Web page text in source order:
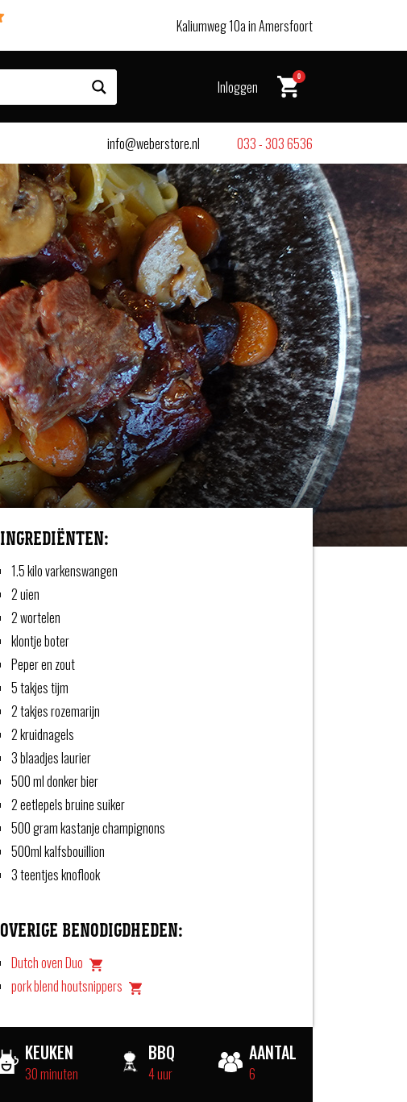
Kaliumweg 10a in Amersfoort
Inloggen
0
info@weberstore.nl 033 - 303 6536
INGREDIËNTEN:
1.5 kilo varkenswangen
2 uien
2 wortelen
klontje boter
Peper en zout
5 takjes tijm
2 takjes rozemarijn
2 kruidnagels
3 blaadjes laurier
500 ml donker bier
2 eetlepels bruine suiker
500 gram kastanje champignons
500ml kalfsbouillion
3 teentjes knoflook
OVERIGE BENODIGDHEDEN:
Dutch oven Duo
pork blend houtsnippers
KEUKEN
30 minuten
BBQ
4 uur
AANTAL
6